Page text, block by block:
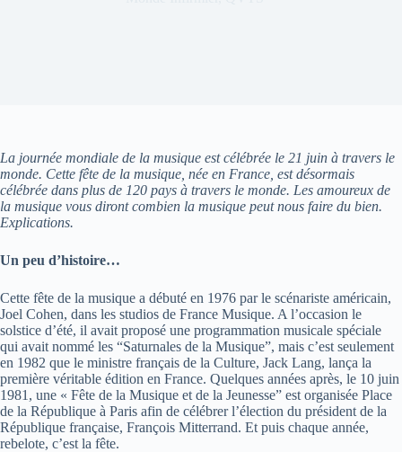
La journée mondiale de la musique est célébrée le 21 juin à travers le
monde. Cette fête de la musique, née en France, est désormais
célébrée dans plus de 120 pays à travers le monde. Les amoureux de
la musique vous diront combien la musique peut nous faire du bien.
Explications.
Un peu d’histoire…
Cette fête de la musique a débuté en 1976 par le scénariste américain,
Joel Cohen, dans les studios de France Musique. A l’occasion le
solstice d’été, il avait proposé une programmation musicale spéciale
qui avait nommé les “Saturnales de la Musique”, mais c’est seulement
en 1982 que le ministre français de la Culture, Jack Lang, lança la
première véritable édition en France. Quelques années après, le 10 juin
1981, une « Fête de la Musique et de la Jeunesse” est organisée Place
de la République à Paris afin de célébrer l’élection du président de la
République française, François Mitterrand. Et puis chaque année,
rebelote, c’est la fête.